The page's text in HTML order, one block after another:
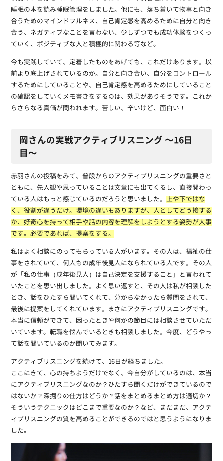
睡眠の本を読み睡眠管理をしました。他にも、落ち着いて物事と向き
合うためのマインドフルネス、自己肯定感を高めるために自分と向き
合う、ネガティブなことを言わない、少しずつでも成功体験をつくっ
ていく、ポジティブな人と積極的に関わる等など。
今も実践していて、定着したものをあげても、これだけあります。以
前より底上げされているのか。自分と向き合い、自分をコントロール
するためにしていることや、自己肯定感を高めるためにしていること
の確認をしていくメモ書きをするのは、効果がありそうです。これか
らさらなる真価が問われます。苦しい、辛いけど、面白い！
岡さんの実戦アクティブリスニング 〜16日
目〜
赤羽さんの投稿をみて、普段からのアクティブリスニングの重要さと
ともに、先入観や思っていることは文章にも出てくるし、直接関わっ
ている人はもっと感じているのだろうと思いました。 上や下ではな
く、役割が違うだけ。環境の違いもありますが、人としてどう接する
か、好奇心を持って相手や話の内容を理解をしようとする姿勢が大事
です。必要であれば、提案をする。
私はよく相談にのってもらっている人がいます。その人は、福祉の仕
事をされていて、何人もの成年後見人になられている人です。その人
が「私の仕事（成年後見人）は自己決定を支援すること」と言われて
いたことを思い出しました。よく思い返すと、その人は私が相談した
とき、話をひたすら聞いてくれて、分からなかったら質問をされて、
最後に提案をしてくれています。まさにアクティブリスニングです。
本当に信頼ができて、困ったときや何かの節目には相談させていただ
いています。転職を悩んでいるときも相談しました。今度、どうやっ
て話を聞いているのか聞いてみます。
アクティブリスニングを続けて、16日が経ちました。
ここにきて、心の持ちようだけでなく、今自分がしているのは、本当
にアクティブリスニングなのか？ひたすら聞くだけができているので
はないか？深掘りの仕方はどうか？話をまとめるまとめ方は適切か？
そういうテクニックはどこまで重要なのか？など、まだまだ、アクテ
ィブリスニングの質を高めることができるのではと思うようになりま
した。